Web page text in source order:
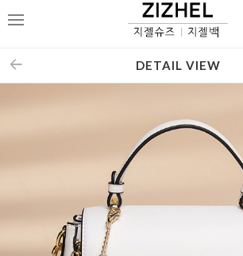
메
DETAIL VIEW